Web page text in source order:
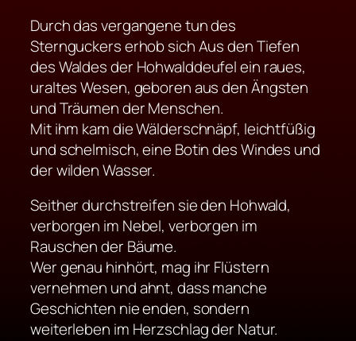
Durch das vergangene tun des
Sternguckers erhob sich Aus den Tiefen
des Waldes der Hohwalddeufel ein raues,
uraltes Wesen, geboren aus den Ängsten
und Träumen der Menschen.
Mit ihm kam die Wälderschnäpf, leichtfüßig
und schelmisch, eine Botin des Windes und
der wilden Wasser.
Seither durchstreifen sie den Hohwald,
verborgen im Nebel, verborgen im
Rauschen der Bäume.
Wer genau hinhört, mag ihr Flüstern
vernehmen und ahnt, dass manche
Geschichten nie enden, sondern
weiterleben im Herzschlag der Natur.